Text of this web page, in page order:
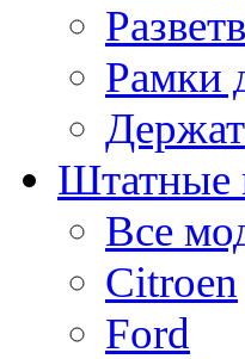
Рамки
Штатные
Все
Citroen
Ford